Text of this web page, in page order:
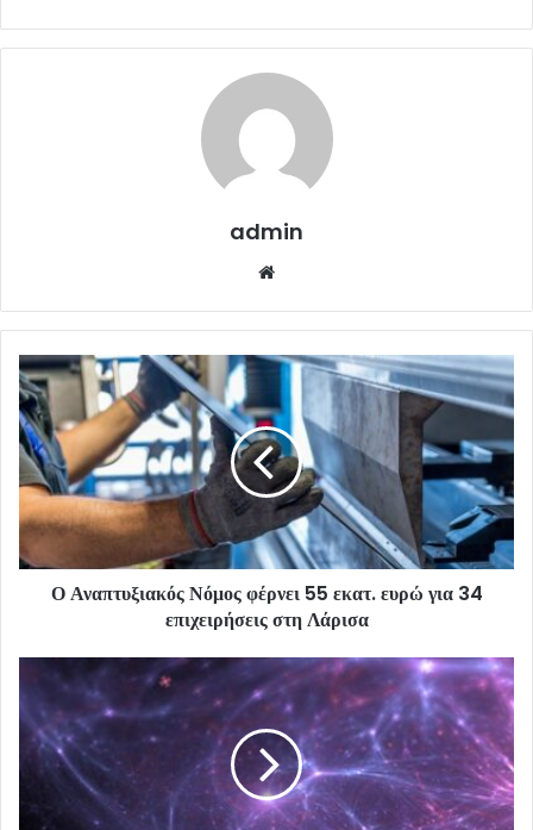
admin
Ο Αναπτυξιακός Νόμος φέρνει 55 εκατ. ευρώ για 34
επιχειρήσεις στη Λάρισα